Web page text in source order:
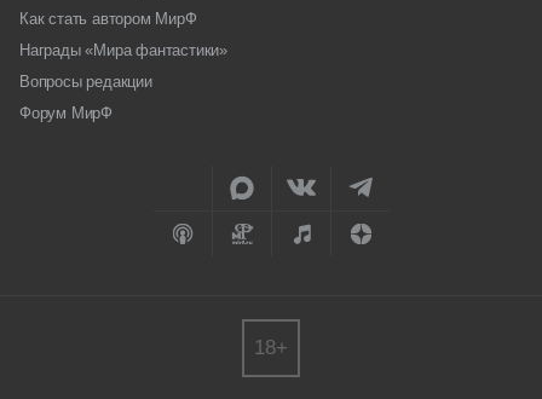
Как стать автором МирФ
Награды «Мира фантастики»
Вопросы редакции
Форум МирФ
18+